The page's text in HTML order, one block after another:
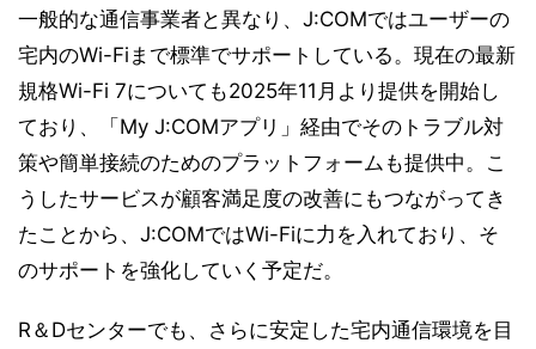
一般的な通信事業者と異なり、J:COMではユーザーの
宅内のWi-Fiまで標準でサポートしている。現在の最新
規格Wi-Fi 7についても2025年11月より提供を開始し
ており、「My J:COMアプリ」経由でそのトラブル対
策や簡単接続のためのプラットフォームも提供中。こ
うしたサービスが顧客満足度の改善にもつながってき
たことから、J:COMではWi-Fiに力を入れており、そ
のサポートを強化していく予定だ。
R＆Dセンターでも、さらに安定した宅内通信環境を目